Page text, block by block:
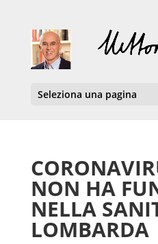
Seleziona una pagina
NON HA
NELLA
LOMBARDA